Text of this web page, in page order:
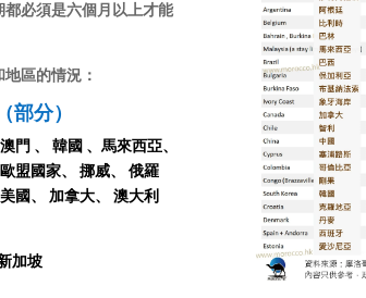
必須是六個月以上才能
區的情況：
部分）
門 、 韓國 、馬來西亞、
盟國家、 挪威、 俄羅
國、 加拿大、 澳大利
加坡